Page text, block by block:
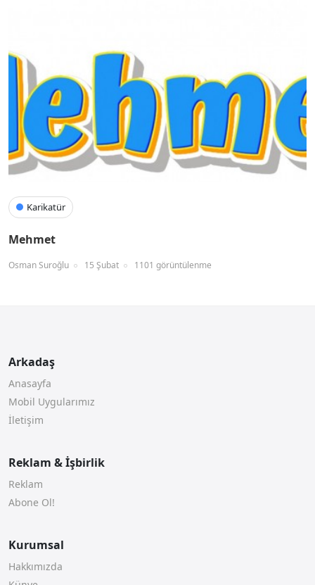
Karikatür
Mehmet
Osman Suroğlu 15 Şubat 1101 görüntülenme
Arkadaş
Anasayfa
Mobil Uygularımız
İletişim
Reklam & İşbirlik
Reklam
Abone Ol!
Kurumsal
Hakkımızda